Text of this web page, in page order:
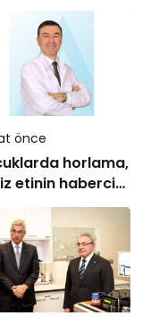
önce
horlama,
etinin habercisi